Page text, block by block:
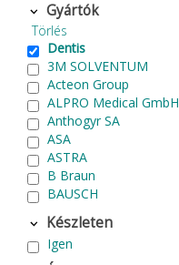
Gyártók
Törlés
Dentis
3M SOLVENTUM
Acteon Group
ALPRO Medical GmbH
Anthogyr SA
ASA
ASTRA
B Braun
BAUSCH
Becht
BIEN AIR Surgery SA
Bode Chemie
Készleten
Igen